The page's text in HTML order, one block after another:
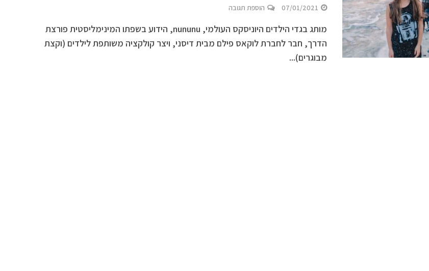
07/01/2021 הוספת תגובה
מותג בגדי הילדים היוניסקס העולמי, nununu, הידוע בשפתו המינימליסטית פורצת
הדרך, חבר לחברת לוקאס פילם מבית דיסני, ויצר קולקציה משותפת לילדים (וקצת
מבוגרים)...